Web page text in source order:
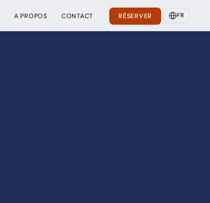
A PROPOS CONTACT RÉSERVER FR